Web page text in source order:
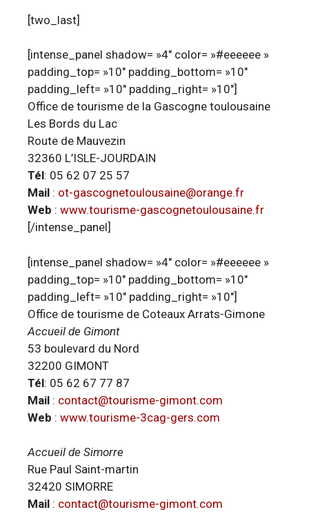
[two_last]
[intense_panel shadow= »4″ color= »#eeeeee »
padding_top= »10″ padding_bottom= »10″
padding_left= »10″ padding_right= »10″]
Office de tourisme de la Gascogne toulousaine
Les Bords du Lac
Route de Mauvezin
32360 L’ISLE-JOURDAIN
Tél: 05 62 07 25 57
Mail : ot-gascognetoulousaine@orange.fr
Web : www.tourisme-gascognetoulousaine.fr
[/intense_panel]
[intense_panel shadow= »4″ color= »#eeeeee »
padding_top= »10″ padding_bottom= »10″
padding_left= »10″ padding_right= »10″]
Office de tourisme de Coteaux Arrats-Gimone
Accueil de Gimont
53 boulevard du Nord
32200 GIMONT
Tél: 05 62 67 77 87
Mail : contact@tourisme-gimont.com
Web : www.tourisme-3cag-gers.com
Accueil de Simorre
Rue Paul Saint-martin
32420 SIMORRE
Mail : contact@tourisme-gimont.com